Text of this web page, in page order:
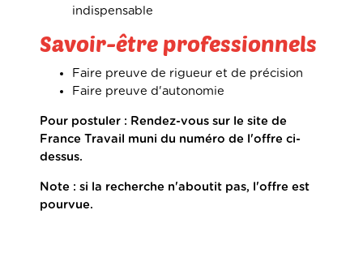
indispensable
Savoir-être professionnels
Faire preuve de rigueur et de précision
Faire preuve d'autonomie
Pour postuler : Rendez-vous sur le site de
France Travail muni du numéro de l'offre ci-
dessus.
Note : si la recherche n'aboutit pas, l'offre est
pourvue.